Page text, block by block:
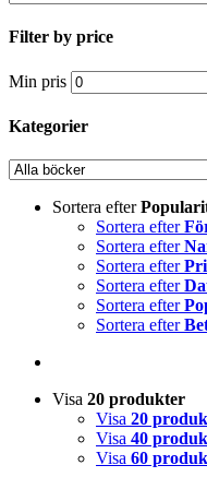
Filter by price
Min pris
Kategorier
Sortera efter
Sortera efter
Sortera efter
Sortera efter
Sortera efter
Sortera efter
Sortera efter
Visa 20 produkter
Visa 20
Visa 40
Visa 60